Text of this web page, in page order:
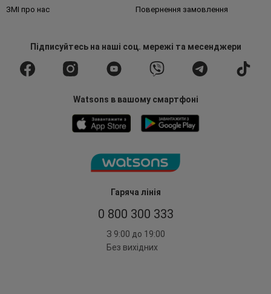
Гаряча лінія
0 800 300 333
З 9:00 до 19:00
Без вихідних
ЗМІ про нас Повернення замовлення
Підписуйтесьна наші соц. мережі та месенджери
Watsons в вашому смартфоні